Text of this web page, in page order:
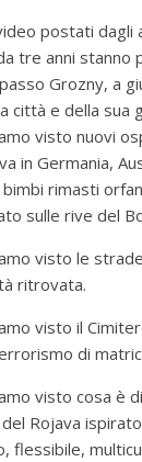
postati dagli
tre anni stanno
Grozny, a
città e della sua
visto nuovi
in Germania,
rimasti
sulle rive del
visto le
ritrovata.
visto il
di
visto cosa è
Rojava
flessibile,